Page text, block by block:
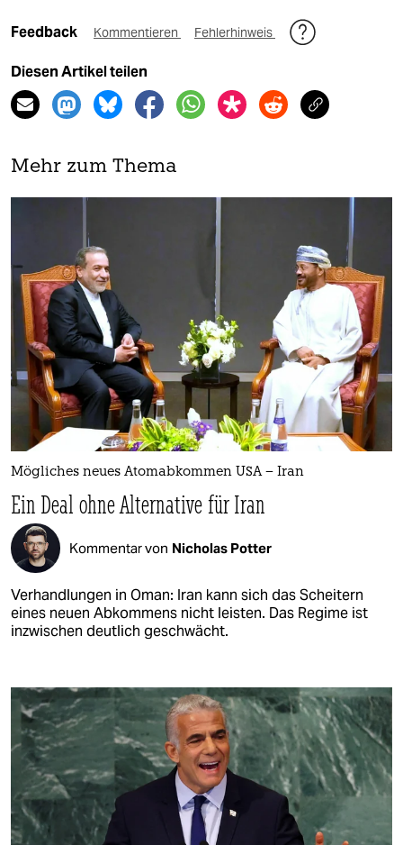
Feedback Kommentieren Fehlerhinweis
Diesen Artikel teilen
Mehr zum Thema
Mögliches neues Atomabkommen USA – Iran
Ein Deal ohne Alternative für Iran
Kommentar von Nicholas Potter
Verhandlungen in Oman: Iran kann sich das Scheitern
eines neuen Abkommens nicht leisten. Das Regime ist
inzwischen deutlich geschwächt.